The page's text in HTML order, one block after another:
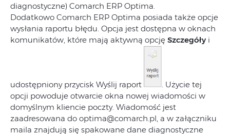
diagnostyczne) Comarch ERP Optima.
Dodatkowo Comarch ERP Optima posiada także opcje
wysłania raportu błędu. Opcja jest dostępna w oknach
komunikatów, które mają aktywną opcję Szczegóły i
udostępniony przycisk Wyślij raport
. Użycie tej
opcji powoduje otwarcie okna nowej wiadomości w
domyślnym kliencie poczty. Wiadomość jest
zaadresowana do optima@comarch.pl, a w załączniku
maila znajdują się spakowane dane diagnostyczne